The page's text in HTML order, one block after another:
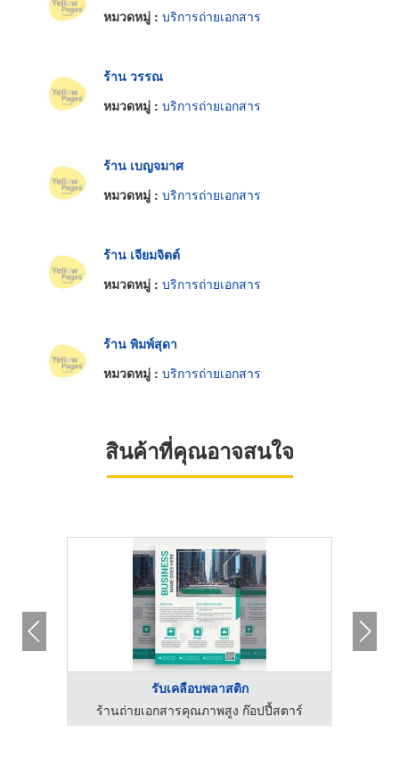
หมวดหมู่ : บริการถ่ายเอกสาร
ร้าน วรรณ
หมวดหมู่ : บริการถ่ายเอกสาร
ร้าน เบญจมาศ
หมวดหมู่ : บริการถ่ายเอกสาร
ร้าน เจียมจิตต์
หมวดหมู่ : บริการถ่ายเอกสาร
ร้าน พิมพ์สุดา
หมวดหมู่ : บริการถ่ายเอกสาร
สินค้าที่คุณอาจสนใจ
รับเคลือบพลาสติก
ร้านถ่ายเอกสารคุณภาพสูง ก๊อปปี้สตาร์